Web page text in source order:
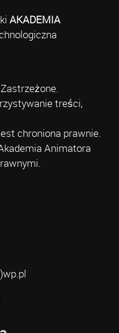
AKADEMIA
treści,
chroniona prawnie.
Animatora